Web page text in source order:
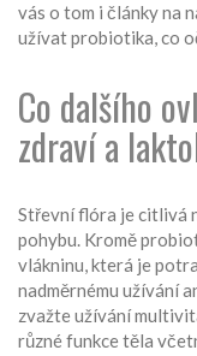
vás o tom i články na
užívat probiotika, co
Co dalšího
zdraví a
Střevní flóra je citlivá
pohybu. Kromě
vlákninu, která je
nadměrnému užívání
zvažte užívání
různé funkce těla